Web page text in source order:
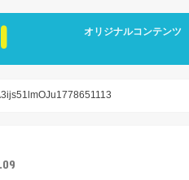
オリジナルコンテンツ
インタビュー
ライターズインタビュー
リカバリーストーリーズ
広報誌